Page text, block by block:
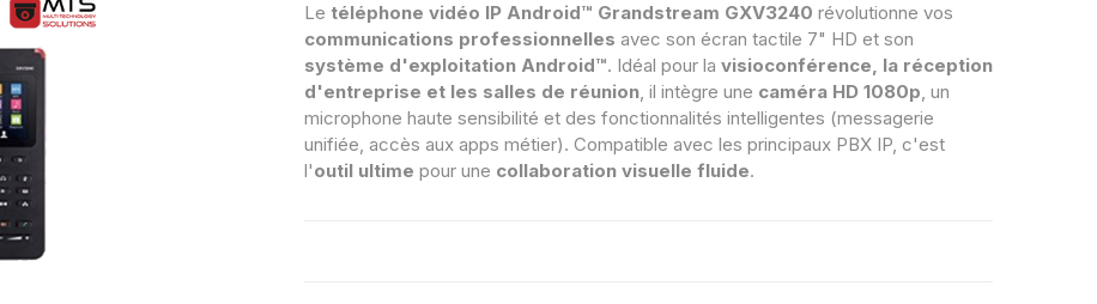
Le téléphone vidéo IP Android™ Grandstream GXV3240 révolutionne vos
communications professionnelles avec son écran tactile 7" HD et son
système d'exploitation Android™. Idéal pour la visioconférence, la réception
d'entreprise et les salles de réunion, il intègre une caméra HD 1080p, un
microphone haute sensibilité et des fonctionnalités intelligentes (messagerie
unifiée, accès aux apps métier). Compatible avec les principaux PBX IP, c'est
l'outil ultime pour une collaboration visuelle fluide.